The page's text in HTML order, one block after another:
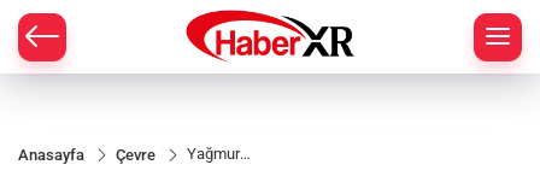
Anasayfa Çevre
Yağmur